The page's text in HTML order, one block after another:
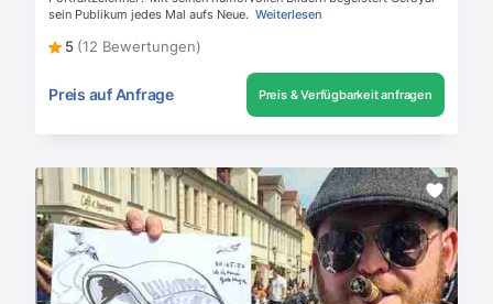
sein Publikum jedes Mal aufs Neue. Weiterlesen
5 (12 Bewertungen)
Preis auf Anfrage Preis & Verfügbarkeit anfragen